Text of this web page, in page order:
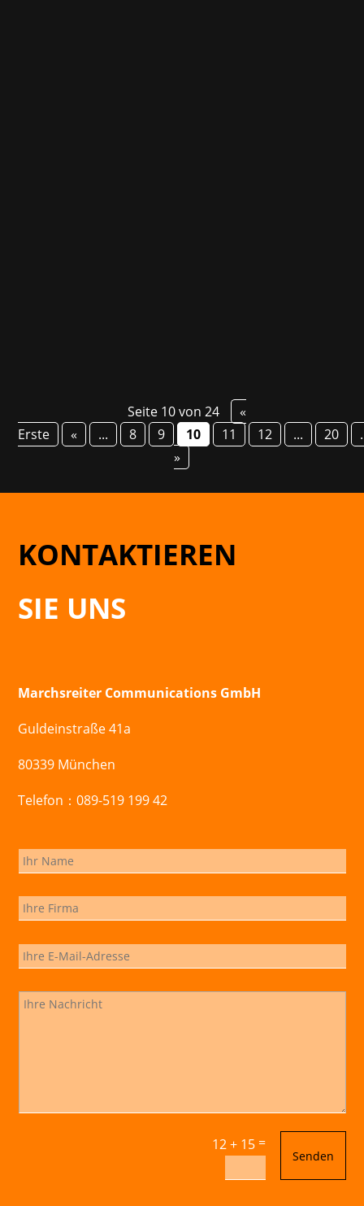
Seite 10 von 24
«
Erste
« ... 8 9 10 11 12 ... 20
»
KONTAKTIEREN
SIE UNS
Marchsreiter Communications GmbH
Guldeinstraße 41a
80339 München
Telefon：089-519 199 42
12 + 15=
Senden